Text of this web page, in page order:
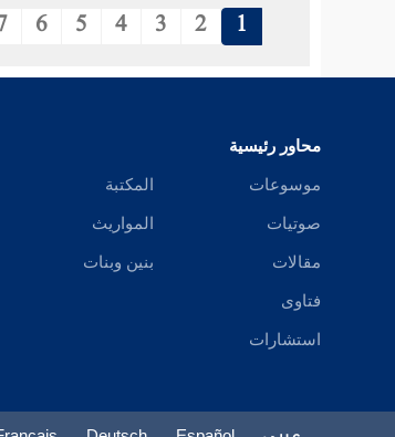
1
2
3
4
5
6
محاور رئيسية
موسوعات
صوتيات
مقالات
فتاوى
استشارات
المكتبة
المواريث
بنين وبنات